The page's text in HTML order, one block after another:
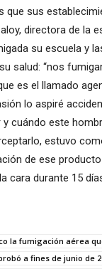
que sus
directora de la
su escuela y
salud: “nos
es el llamado
lo aspiré
cuándo este
estuvo
de ese
cara durante 15
la fumigación aérea
a fines de junio de